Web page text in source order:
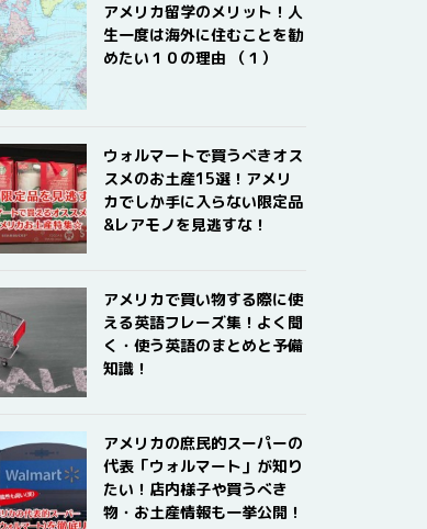
アメリカ留学のメリット！人
生一度は海外に住むことを勧
めたい１０の理由 （１）
ウォルマートで買うべきオス
スメのお土産15選！アメリ
カでしか手に入らない限定品
&レアモノを見逃すな！
アメリカで買い物する際に使
える英語フレーズ集！よく聞
く・使う英語のまとめと予備
知識！
アメリカの庶民的スーパーの
代表「ウォルマート」が知り
たい！店内様子や買うべき
物・お土産情報も一挙公開！